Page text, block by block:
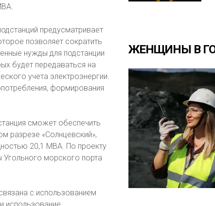
предусматривает
позволяет сократить
нужды для подстанции
будет передаваться на
учета электроэнергии.
формирования
сможет обеспечить
разрезе «Солнцевский»,
20,1 МВА. По проекту
Угольного морского порта
с использованием
ЖЕНЩИНЫ В